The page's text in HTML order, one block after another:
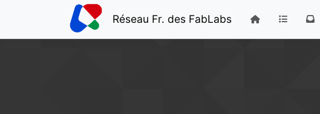
Réseau Fr. des FabLabs